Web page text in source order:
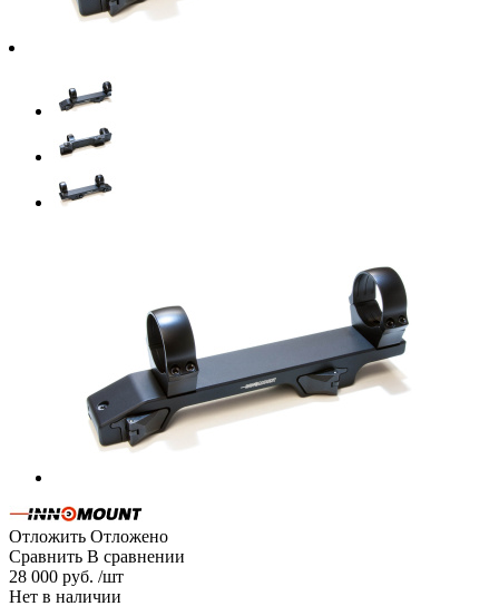
Отложить Отложено
Сравнить В сравнении
28 000 руб. /шт
Нет в наличии